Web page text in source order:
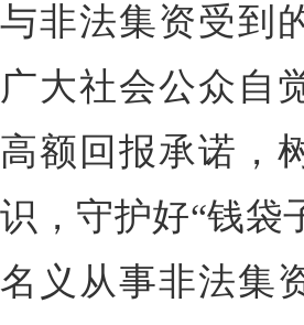
与非法集资受到
广大社会公众自
高额回报承诺，
识，守护好“钱袋
名义从事非法集